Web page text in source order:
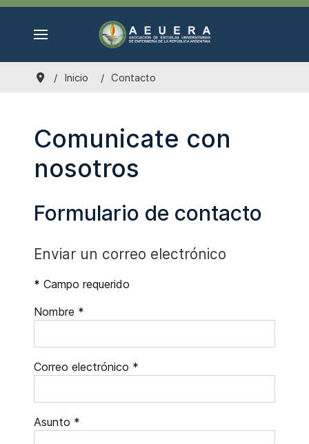
Inicio Contacto
Comunicate con
nosotros
Formulario de contacto
Enviar un correo electrónico
* Campo requerido
Nombre *
Correo electrónico *
Asunto *